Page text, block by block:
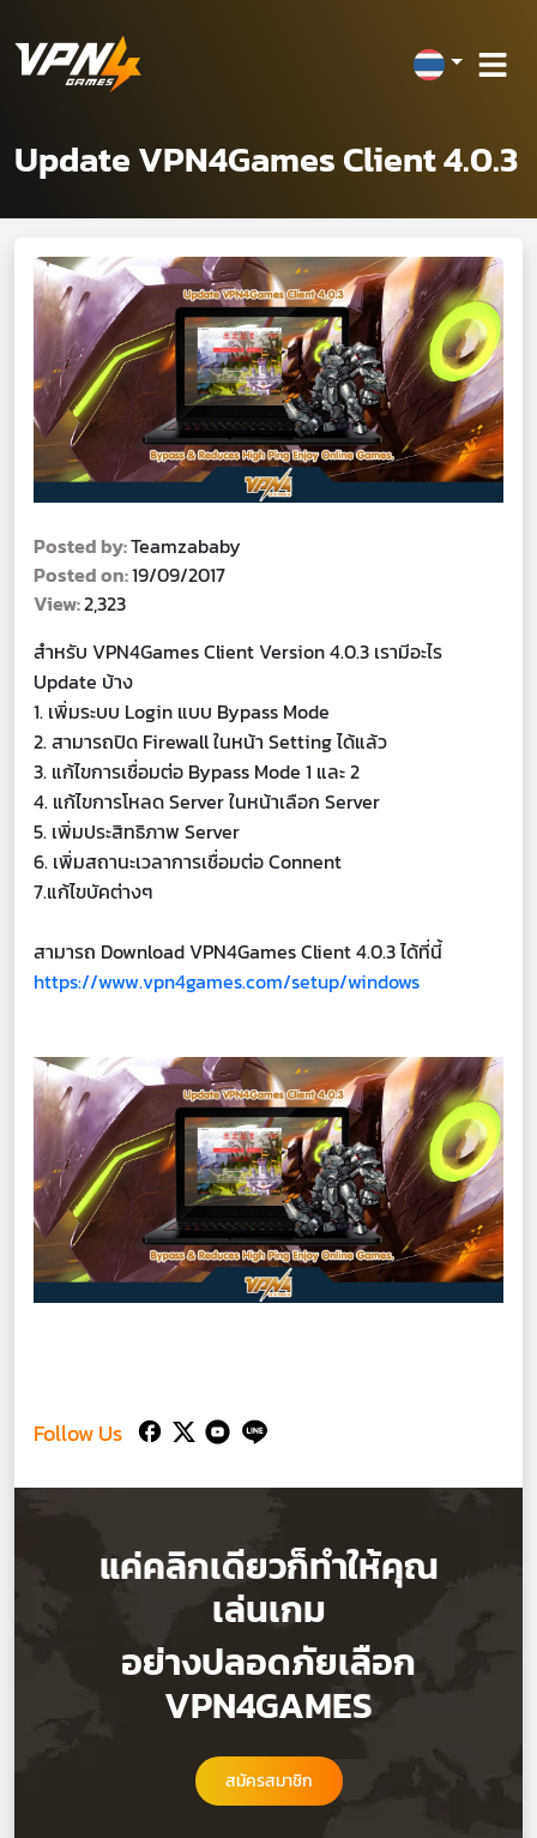
Update VPN4Games Client 4.0.3
Posted by:Teamzababy
Posted on:19/09/2017
View:2,323
สำหรับ VPN4Games Client Version 4.0.3 เรามีอะไร
Update บ้าง
1. เพิ่มระบบ Login แบบ Bypass Mode
2. สามารถปิด Firewall ในหน้า Setting ได้แล้ว
3. แก้ไขการเชื่อมต่อ Bypass Mode 1 และ 2
4. แก้ไขการโหลด Server ในหน้าเลือก Server
5. เพิ่มประสิทธิภาพ Server
6. เพิ่มสถานะเวลาการเชื่อมต่อ Connent
7.แก้ไขบัคต่างๆ
สามารถ Download VPN4Games Client 4.0.3 ได้ที่นี้
https://www.vpn4games.com/setup/windows
Follow Us
แค่คลิกเดียวก็ทำให้คุณ
เล่นเกม
อย่างปลอดภัยเลือก
VPN4GAMES
สมัครสมาชิก